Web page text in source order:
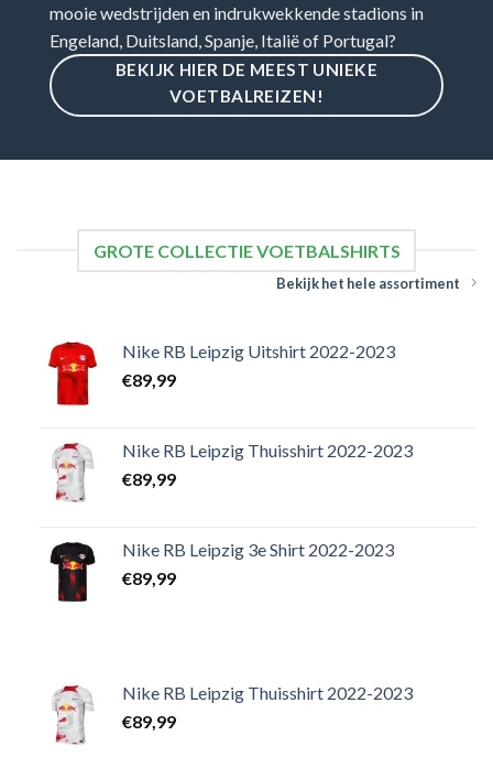
mooie wedstrijden en indrukwekkende stadions in
Engeland, Duitsland, Spanje, Italië of Portugal?
BEKIJK HIER DE MEEST UNIEKE
VOETBALREIZEN!
GROTE COLLECTIE VOETBALSHIRTS
Bekijk het hele assortiment
Nike RB Leipzig Uitshirt 2022-2023
€89,99
Nike RB Leipzig Thuisshirt 2022-2023
€89,99
Nike RB Leipzig 3e Shirt 2022-2023
€89,99
Nike RB Leipzig Thuisshirt 2022-2023
€89,99